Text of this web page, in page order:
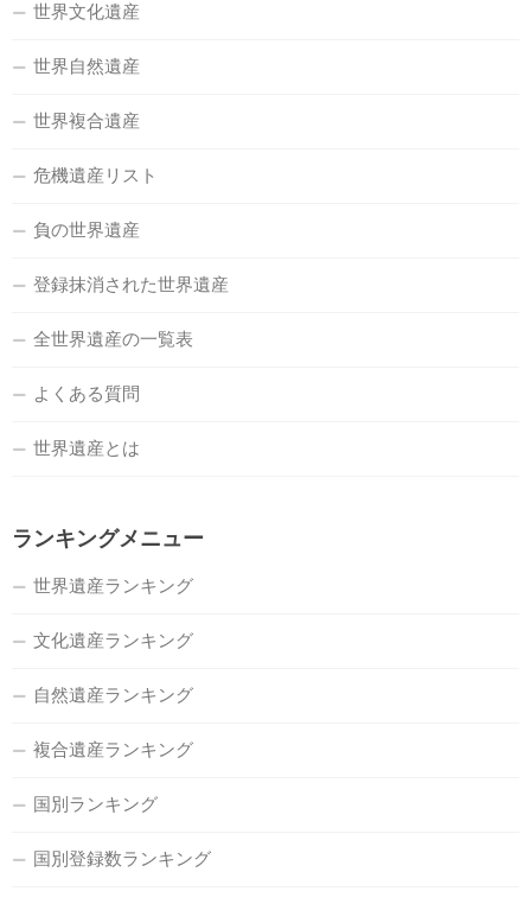
世界文化遺産
世界自然遺産
世界複合遺産
危機遺産リスト
負の世界遺産
登録抹消された世界遺産
全世界遺産の一覧表
よくある質問
世界遺産とは
ランキングメニュー
世界遺産ランキング
文化遺産ランキング
自然遺産ランキング
複合遺産ランキング
国別ランキング
国別登録数ランキング